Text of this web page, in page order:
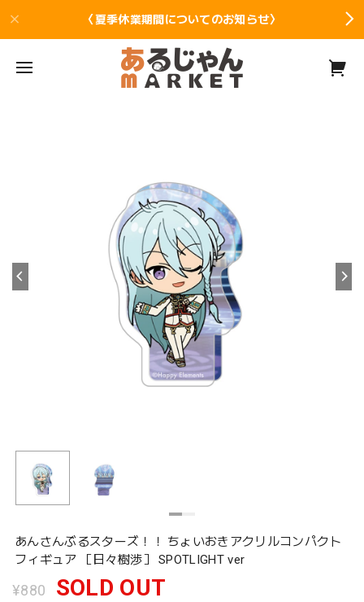
〈夏季休業期間についてのお知らせ〉
あんさんぶるスターズ！！ ちょいおきアクリルコンパクト
フィギュア ［日々樹渉］ SPOTLIGHT ver
¥880 SOLD OUT